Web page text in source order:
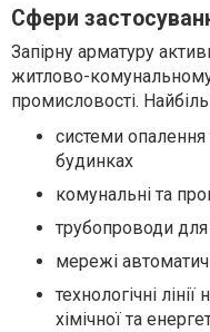
Сфери
Запірну арматуру
житлово-комунальному
промисловості.
системи
будинках
комунальні та
трубопроводи для
мережі
технологічні
хімічної та